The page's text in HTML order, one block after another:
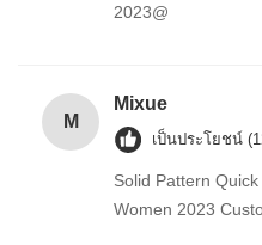
2023@
M
Mixue
เป็นประโยชน์
Solid Pattern
Women 2023